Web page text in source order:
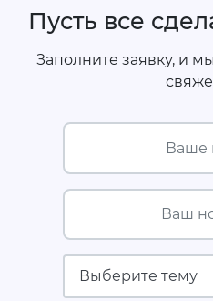
Пусть все
Заполните заявку, и
Ваше имя
Ваш номер
Страховая компания